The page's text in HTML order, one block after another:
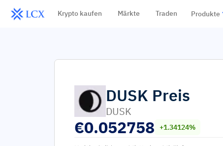
Krypto kaufen Märkte Traden Produkte
DUSK Preis
DUSK
€0.052758 +1.34124%